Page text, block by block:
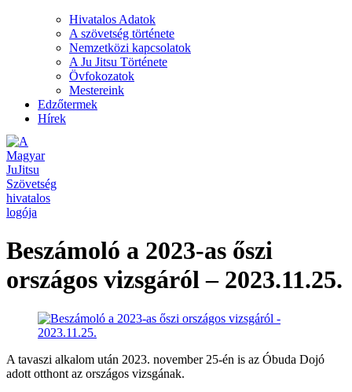
Hivatalos Adatok
A szövetség története
Nemzetközi kapcsolatok
A Ju Jitsu Története
Övfokozatok
Mestereink
Edzőtermek
Hírek
Beszámoló a 2023-as őszi
országos vizsgáról – 2023.11.25.
A tavaszi alkalom után 2023. november 25-én is az Óbuda Dojó
adott otthont az országos vizsgának.